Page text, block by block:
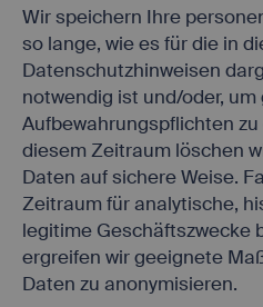
Wir speichern Ihre
so lange, wie es für die in
Datenschutzhinweisen
notwendig ist und/oder,
Aufbewahrungspflichten
diesem Zeitraum löschen
Daten auf sichere Weise.
Zeitraum für analytische,
legitime Geschäftszwecke
ergreifen wir geeignete
Daten zu anonymisieren.